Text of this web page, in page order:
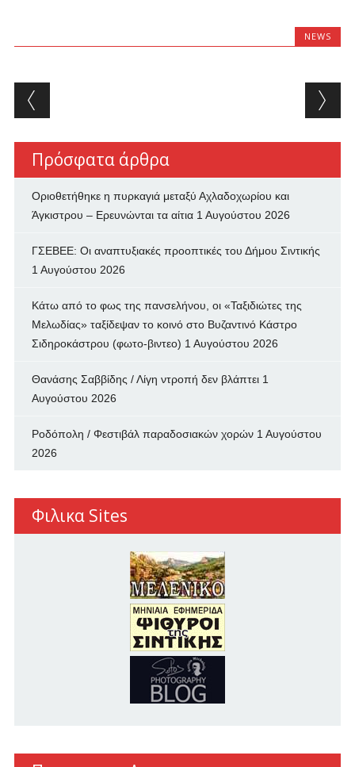
NEWS
Post navigation
Πρόσφατα άρθρα
Οριοθετήθηκε η πυρκαγιά μεταξύ Αχλαδοχωρίου και
Άγκιστρου – Ερευνώνται τα αίτια 1 Αυγούστου 2026
ΓΣΕΒΕΕ: Οι αναπτυξιακές προοπτικές του Δήμου Σιντικής
1 Αυγούστου 2026
Κάτω από το φως της πανσελήνου, οι «Ταξιδιώτες της
Μελωδίας» ταξίδεψαν το κοινό στο Βυζαντινό Κάστρο
Σιδηροκάστρου (φωτο-βιντεο) 1 Αυγούστου 2026
Θανάσης Σαββίδης / Λίγη ντροπή δεν βλάπτει 1
Αυγούστου 2026
Ροδόπολη / Φεστιβάλ παραδοσιακών χορών 1 Αυγούστου
2026
Φιλικα Sites